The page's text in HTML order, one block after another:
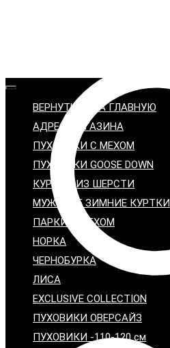
ВЕРНУТЬСЯ НА ГЛАВНУЮ
АДРЕС МАГАЗИНА
ПУХОВИКИ С МЕХОМ
ПУХОВИКИ GOOSE DOWN
КУРТКИ ИЗ ШЕРСТИ
МУЖСКИЕ ЗИМНИЕ КУРТКИ
ПАРКИ С МЕХОМ
НОРКА
ЧЕРНОБУРКА
ЛИСА
EXCLUSIVE COLLECTION
ПУХОВИКИ ОВЕРСАЙЗ
ПУХОВИКИ -110-120 см